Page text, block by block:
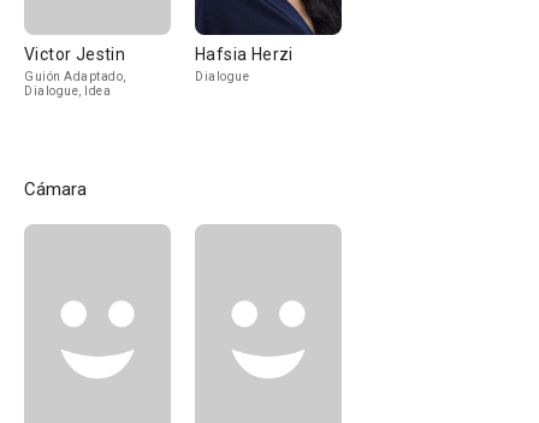
Victor Jestin
Guión Adaptado,
Dialogue, Idea
Hafsia Herzi
Dialogue
Cámara